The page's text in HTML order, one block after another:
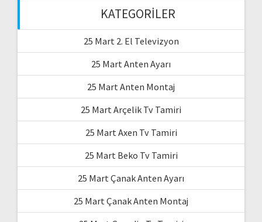
KATEGORILER
25 Mart 2. El Televizyon
25 Mart Anten Ayarı
25 Mart Anten Montaj
25 Mart Arçelik Tv Tamiri
25 Mart Axen Tv Tamiri
25 Mart Beko Tv Tamiri
25 Mart Çanak Anten Ayarı
25 Mart Çanak Anten Montaj